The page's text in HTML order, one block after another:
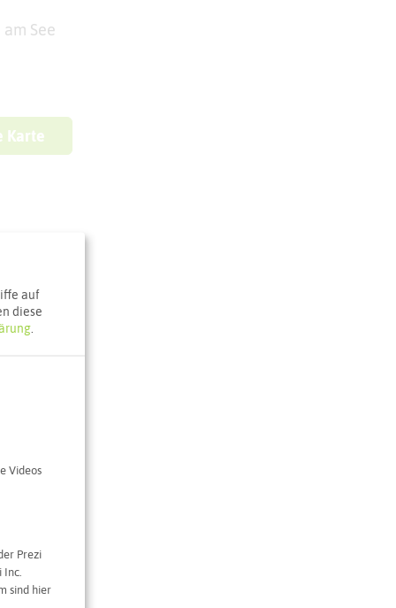
See
Karte
auf
diese
.
Videos
Prezi
Inc.
sind hier